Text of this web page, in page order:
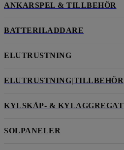
ANKARSPEL & TILLBEHÖR
BATTERILADDARE
ELUTRUSTNING
ELUTRUSTNING|TILLBEHÖR
KYLSKÅP- & KYLAGGREGAT
SOLPANELER